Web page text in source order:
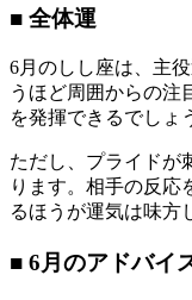
■ 全体運
6月のしし座は、主
うほど周囲からの注
を発揮できるでしょ
ただし、プライドが
ります。相手の反応
るほうが運気は味方
■ 6月のアドバイ